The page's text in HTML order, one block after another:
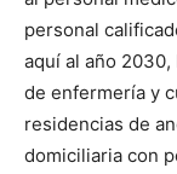
personal
aquí al año
de enfermería y
residencias de
domiciliaria con